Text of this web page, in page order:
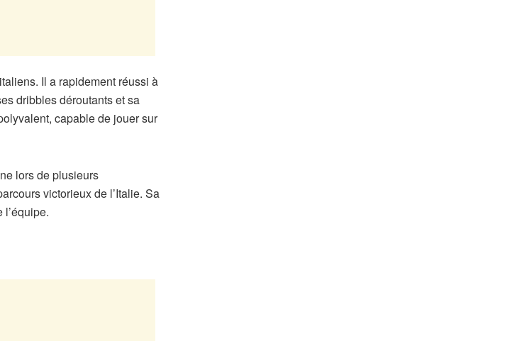
Il a rapidement réussi à
dribbles déroutants et sa
capable de jouer sur
lors de plusieurs
victorieux de l’Italie. Sa